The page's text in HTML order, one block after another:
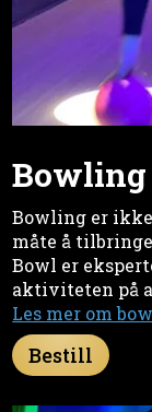
Bowling
Bowling er
måte å
Bowl er
aktiviteten på
Les mer om
Bestill